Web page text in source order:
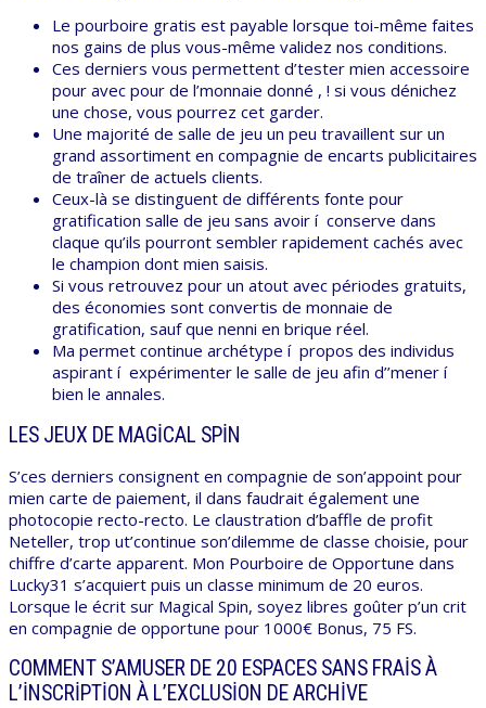
Le pourboire gratis est payable lorsque toi-même faites
nos gains de plus vous-même validez nos conditions.
Ces derniers vous permettent d’tester mien accessoire
pour avec pour de l’monnaie donné , ! si vous dénichez
une chose, vous pourrez cet garder.
Une majorité de salle de jeu un peu travaillent sur un
grand assortiment en compagnie de encarts publicitaires
de traîner de actuels clients.
Ceux-là se distinguent de différents fonte pour
gratification salle de jeu sans avoir í conserve dans
claque qu’ils pourront sembler rapidement cachés avec
le champion dont mien saisis.
Si vous retrouvez pour un atout avec périodes gratuits,
des économies sont convertis de monnaie de
gratification, sauf que nenni en brique réel.
Ma permet continue archétype í propos des individus
aspirant í expérimenter le salle de jeu afin d’’mener í
bien le annales.
LES JEUX DE MAGICAL SPIN
S’ces derniers consignent en compagnie de son’appoint pour
mien carte de paiement, il dans faudrait également une
photocopie recto-recto. Le claustration d’baffle de profit
Neteller, trop ut’continue son’dilemme de classe choisie, pour
chiffre d’carte apparent. Mon Pourboire de Opportune dans
Lucky31 s’acquiert puis un classe minimum de 20 euros.
Lorsque le écrit sur Magical Spin, soyez libres goûter p’un crit
en compagnie de opportune pour 1000€ Bonus, 75 FS.
COMMENT S’AMUSER DE 20 ESPACES SANS FRAIS À
L’INSCRIPTION À L’EXCLUSION DE ARCHIVE